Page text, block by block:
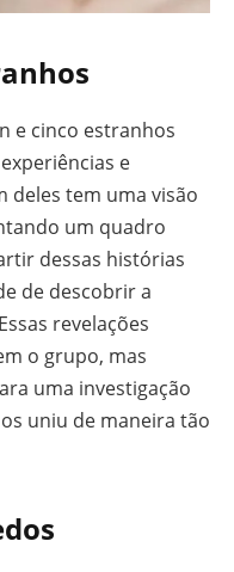
e cinco estranhos
e
deles tem uma visão
um quadro
dessas histórias
de descobrir a
revelações
o grupo, mas
uma investigação
uniu de maneira tão